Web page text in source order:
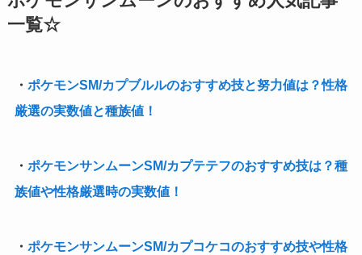
一覧☆
・ ポケモンSM/カプブルルのおすすめ技と努力値は？性格
厳選の実数値と種族値！
・ ポケモンサンムーンSM/カプテテフのおすすめ技は？種
族値や性格厳選時の実数値！
・ ポケモンサンムーンSM/カプコケコのおすすめ技や性格